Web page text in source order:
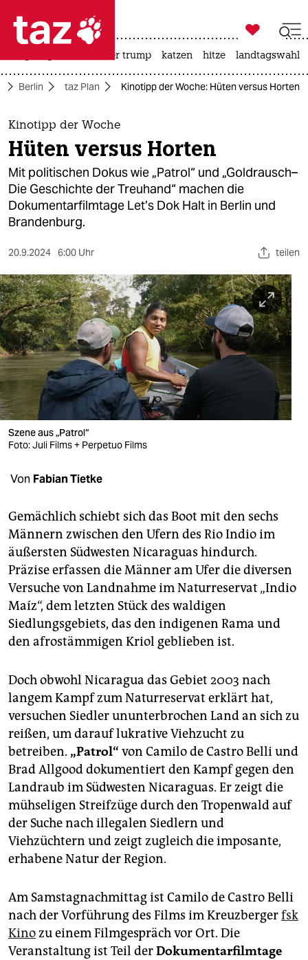
 taz zahl ich
taz zahl ich
themen
politik
öko
gesellschaft
kultur
sport
berlin
nord
wahrheit
verlag
verlag
shop
fragen & hilfe
unterstützen
abo
genossenschaft
epaper login

taz zahl ich
usa unter trump katzen hitze landtagswahl
Berlin taz Plan Kinotipp der Woche: Hüten versus Horten
Kinotipp der Woche
Hüten versus Horten
Mit politischen Dokus wie „Patrol“ und „Goldrausch–
Die Geschichte der Treuhand“ machen die
Dokumentarfilmtage Let’s Dok Halt in Berlin und
Brandenburg.
20.9.2024 6:00 Uhr teilen
Szene aus „Patrol“
Foto: Juli Films + Perpetuo Films
Von Fabian Tietke
Gemächlich schiebt sich das Boot mit den sechs
Männern zwischen den Ufern des Rio Indio im
äußersten Südwesten Nicaraguas hindurch.
Präzise erfassen die Männer am Ufer die diversen
Versuche von Landnahme im Naturreservat „Indio
Maíz“, dem letzten Stück des waldigen
Siedlungsgebiets, das den indigenen Rama und
den afrostämmigen Kriol geblieben ist.
Doch obwohl Nicaragua das Gebiet 2003 nach
langem Kampf zum Naturreservat erklärt hat,
versuchen Siedler ununterbrochen Land an sich zu
reißen, um darauf lukrative Viehzucht zu
betreiben. „Patrol“ von Camilo de Castro Belli und
Brad Allgood dokumentiert den Kampf gegen den
Landraub im Südwesten Nicaraguas. Er zeigt die
mühseligen Streifzüge durch den Tropenwald auf
der Suche nach illegalen Siedlern und
Viehzüchtern und zeigt zugleich die imposante,
erhabene Natur der Region.
Am Samstagnachmittag ist Camilo de Castro Belli
nach der Vorführung des Films im Kreuzbergerfsk
Kinozu einem Filmgespräch vor Ort. Die
Veranstaltung ist Teil derDokumentarfilmtage